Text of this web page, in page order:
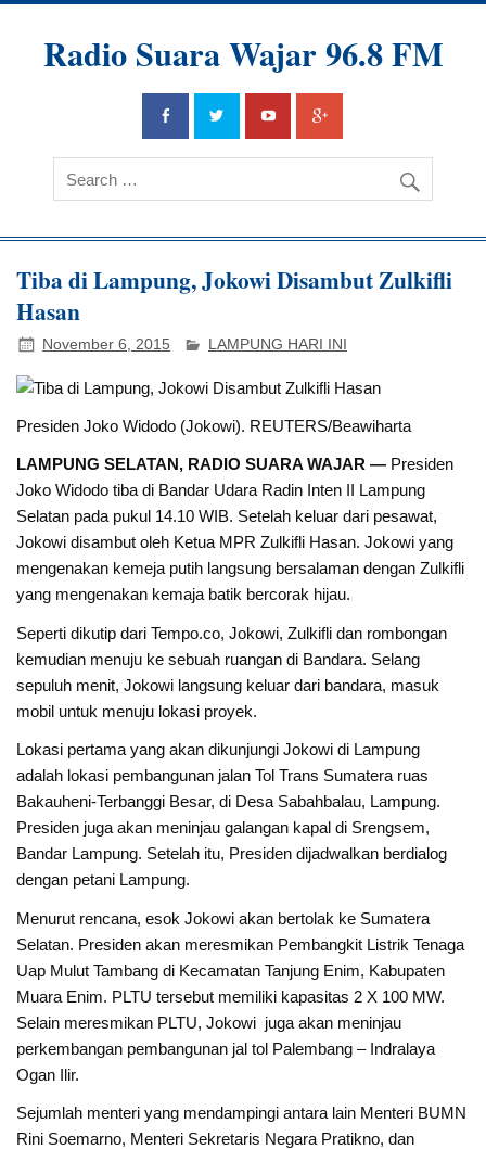
Radio Suara Wajar 96.8 FM
Tiba di Lampung, Jokowi Disambut Zulkifli
Hasan
November 6, 2015 LAMPUNG HARI INI
Presiden Joko Widodo (Jokowi). REUTERS/Beawiharta
LAMPUNG SELATAN, RADIO SUARA WAJAR — Presiden
Joko Widodo tiba di Bandar Udara Radin Inten II Lampung
Selatan pada pukul 14.10 WIB. Setelah keluar dari pesawat,
Jokowi disambut oleh Ketua MPR Zulkifli Hasan. Jokowi yang
mengenakan kemeja putih langsung bersalaman dengan Zulkifli
yang mengenakan kemaja batik bercorak hijau.
Seperti dikutip dari Tempo.co, Jokowi, Zulkifli dan rombongan
kemudian menuju ke sebuah ruangan di Bandara. Selang
sepuluh menit, Jokowi langsung keluar dari bandara, masuk
mobil untuk menuju lokasi proyek.
Lokasi pertama yang akan dikunjungi Jokowi di Lampung
adalah lokasi pembangunan jalan Tol Trans Sumatera ruas
Bakauheni-Terbanggi Besar, di Desa Sabahbalau, Lampung.
Presiden juga akan meninjau galangan kapal di Srengsem,
Bandar Lampung. Setelah itu, Presiden dijadwalkan berdialog
dengan petani Lampung.
Menurut rencana, esok Jokowi akan bertolak ke Sumatera
Selatan. Presiden akan meresmikan Pembangkit Listrik Tenaga
Uap Mulut Tambang di Kecamatan Tanjung Enim, Kabupaten
Muara Enim. PLTU tersebut memiliki kapasitas 2 X 100 MW.
Selain meresmikan PLTU, Jokowi juga akan meninjau
perkembangan pembangunan jal tol Palembang – Indralaya
Ogan Ilir.
Sejumlah menteri yang mendampingi antara lain Menteri BUMN
Rini Soemarno, Menteri Sekretaris Negara Pratikno, dan